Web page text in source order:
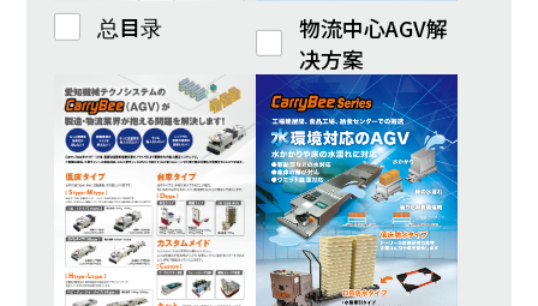
总目录
物流中心AGV解
决方案